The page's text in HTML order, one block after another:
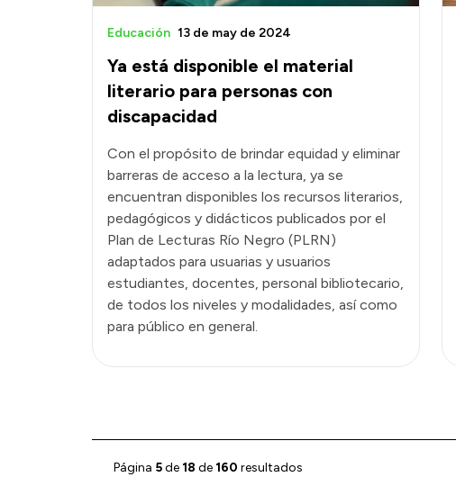
Ya está disponible el material
literario para personas con
discapacidad
Educación 13 de may de 2024
Con el propósito de brindar equidad y eliminar
barreras de acceso a la lectura, ya se
encuentran disponibles los recursos literarios,
pedagógicos y didácticos publicados por el
Plan de Lecturas Río Negro (PLRN)
adaptados para usuarias y usuarios
estudiantes, docentes, personal bibliotecario,
de todos los niveles y modalidades, así como
para público en general.
Página 5de 18 de 160 resultados